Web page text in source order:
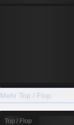
Mehr Top / Flop
Top / Flop